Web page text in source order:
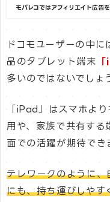
モバレコではアフィリエイト広告を
ドコモユーザーの中
品のタブレット端末
多いのではないでしょ
「iPad」はスマホよ
用や、家族で共有する
面での活躍が期待でき
テレワークのように
にも、持ち運びしや